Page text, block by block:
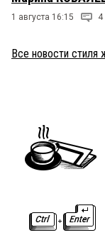
1 августа 16:15 4
Все новости стиля